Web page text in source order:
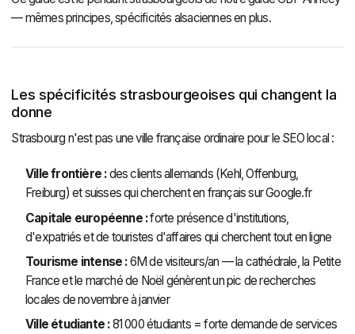
— mêmes principes, spécificités alsaciennes en plus.
Les spécificités strasbourgeoises qui changent la
donne
Strasbourg n'est pas une ville française ordinaire pour le SEO local :
Ville frontière :des clients allemands (Kehl, Offenburg,
Freiburg) et suisses qui cherchent en français sur Google.fr
Capitale européenne :forte présence d'institutions,
d'expatriés et de touristes d'affaires qui cherchent tout en ligne
Tourisme intense :6M de visiteurs/an — la cathédrale, la Petite
France et le marché de Noël génèrent un pic de recherches
locales de novembre à janvier
Ville étudiante :81 000 étudiants = forte demande de services